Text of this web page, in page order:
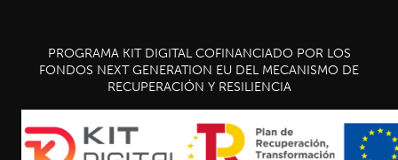
PROGRAMA KIT DIGITAL COFINANCIADO POR LOS
FONDOS NEXT GENERATION EU DEL MECANISMO DE
RECUPERACIÓN Y RESILIENCIA